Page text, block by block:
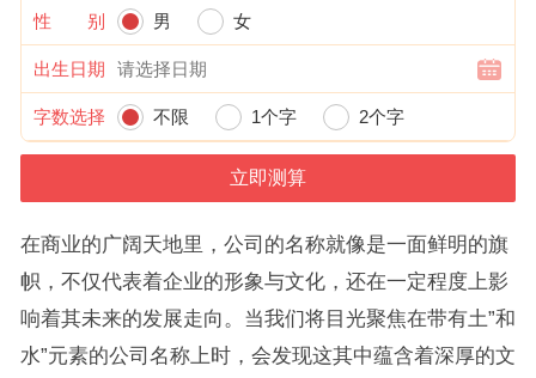
性 别 男 女
出生日期
字数选择 不限 1个字 2个字
在商业的广阔天地里，公司的名称就像是一面鲜明的旗
帜，不仅代表着企业的形象与文化，还在一定程度上影
响着其未来的发展走向。当我们将目光聚焦在带有土”和
水”元素的公司名称上时，会发现这其中蕴含着深厚的文